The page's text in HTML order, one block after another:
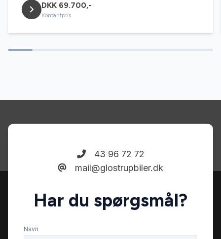
DKK 69.700,-
Kontantpris
43 96 72 72
mail@glostrupbiler.dk
Har du spørgsmål?
Navn